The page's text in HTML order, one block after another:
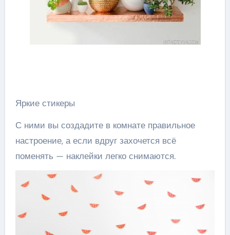
Яркие стикеры
С ними вы создадите в комнате правильное
настроение, а если вдруг захочется всё
поменять — наклейки легко снимаются.